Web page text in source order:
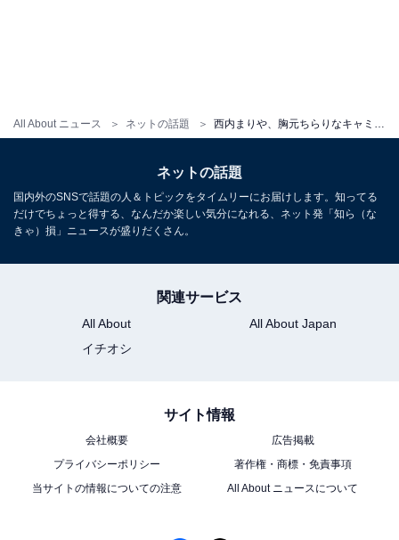
All About ニュース ネットの話題 西内まりや、胸元ちらりなキャミ姿でロサンゼルス1人旅！ 「仕草が可愛すぎる」「最の高の高です」
ネットの話題
国内外のSNSで話題の人＆トピックをタイムリーにお届けします。知ってる
だけでちょっと得する、なんだか楽しい気分になれる、ネット発「知ら（な
きゃ）損」ニュースが盛りだくさん。
関連サービス
All About
All About Japan
イチオシ
サイト情報
会社概要
広告掲載
プライバシーポリシー
著作権・商標・免責事項
当サイトの情報についての注意
All About ニュースについて